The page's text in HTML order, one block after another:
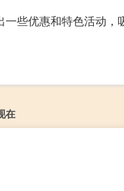
一些优惠和特色活动，
在